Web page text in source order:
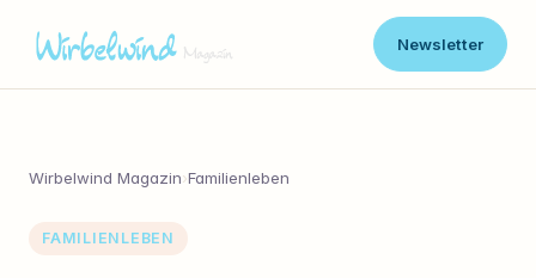
Newsletter
Wirbelwind Magazin›Familienleben
FAMILIENLEBEN